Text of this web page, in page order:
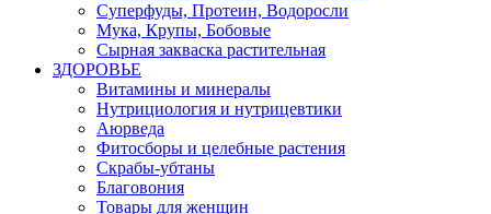
Суперфуды, Протеин, Водоросли
Мука, Крупы, Бобовые
Сырная закваска растительная
ЗДОРОВЬЕ
Витамины и минералы
Нутрициология и нутрицевтики
Аюрведа
Фитосборы и целебные растения
Скрабы-убтаны
Благовония
Товары для женщин